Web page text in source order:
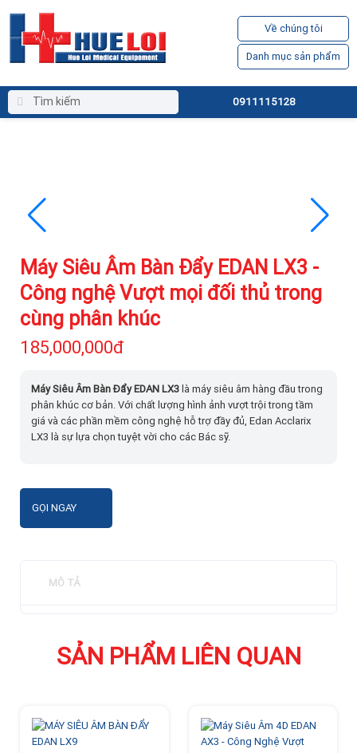
Về chúng tôi
Danh mục sản phẩm
0911115128
Máy Siêu Âm Bàn Đẩy EDAN LX3 -
Công nghệ Vượt mọi đối thủ trong
cùng phân khúc
185,000,000đ
Máy Siêu Âm Bàn Đẩy EDAN LX3là máy siêu âm hàng đầu trong
phân khúc cơ bản. Với chất lượng hình ảnh vượt trội trong tầm
giá và các phần mềm công nghệ hỗ trợ đầy đủ, Edan Acclarix
LX3 là sự lựa chọn tuyệt vời cho các Bác sỹ.
GỌI NGAY
MÔ TẢ
SẢN PHẨM LIÊN QUAN